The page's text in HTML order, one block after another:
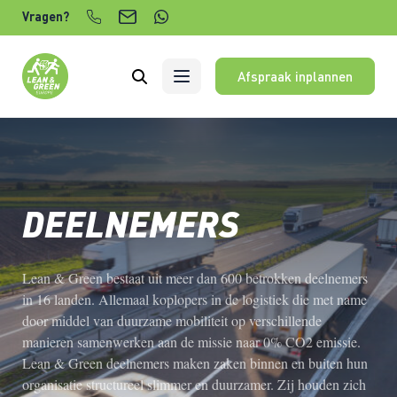
Verder naar content
Vragen?
Afspraak inplannen
DEELNEMERS
Lean & Green bestaat uit meer dan 600 betrokken deelnemers
in 16 landen. Allemaal koplopers in de logistiek die met name
door middel van duurzame mobiliteit op verschillende
manieren samenwerken aan de missie naar 0% CO2 emissie.
Lean & Green deelnemers maken zaken binnen en buiten hun
organisatie structureel slimmer en duurzamer. Zij houden zich